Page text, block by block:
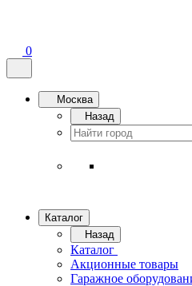
0
Москва
Назад
Каталог
Назад
Каталог
Акционные товары
Гаражное